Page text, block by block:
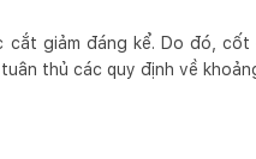
cắt giảm đáng kể. Do đó,
thủ các quy định về